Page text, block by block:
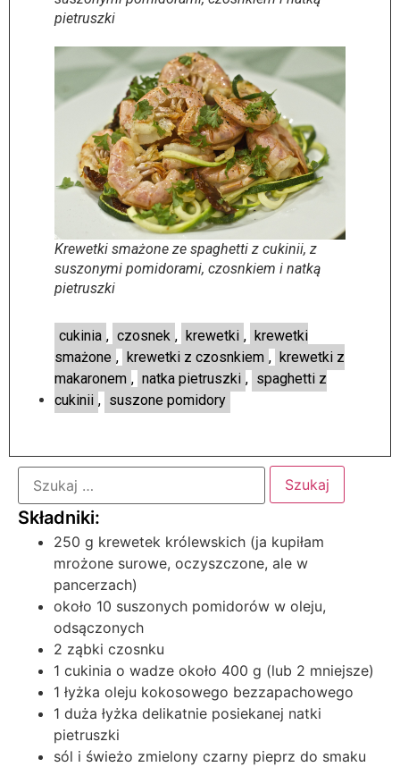
pietruszki
Krewetki smażone ze spaghetti z cukinii, z
suszonymi pomidorami, czosnkiem i natką
pietruszki
cukinia , czosnek , krewetki , krewetki
smażone , krewetki z czosnkiem , krewetki z
makaronem , natka pietruszki , spaghetti z
cukinii , suszone pomidory
250 g krewetek królewskich (ja kupiłam
mrożone surowe, oczyszczone, ale w
pancerzach)
około 10 suszonych pomidorów w oleju,
odsączonych
2 ząbki czosnku
1 cukinia o wadze około 400 g (lub 2 mniejsze)
1 łyżka oleju kokosowego bezzapachowego
1 duża łyżka delikatnie posiekanej natki
pietruszki
sól i świeżo zmielony czarny pieprz do smaku